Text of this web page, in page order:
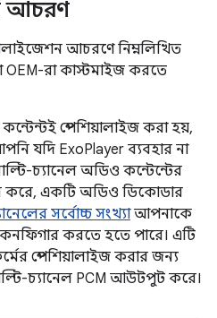
আচরণ
আচরণে নিম্নলিখিত
OEM-রা কাস্টমাইজ করতে
স্পেশিয়ালাইজ করা হয়,
যদি ExoPlayer ব্যবহার না
চ্যানেল অডিও কন্টেন্টের
করে, একটি অডিও ডিকোডার
সর্বোচ্চ সংখ্যাআপনাকে
করতে হতে পারে। এটি
স্পেশিয়ালাইজ করার জন্য
চ্যানেল PCM আউটপুট করে।